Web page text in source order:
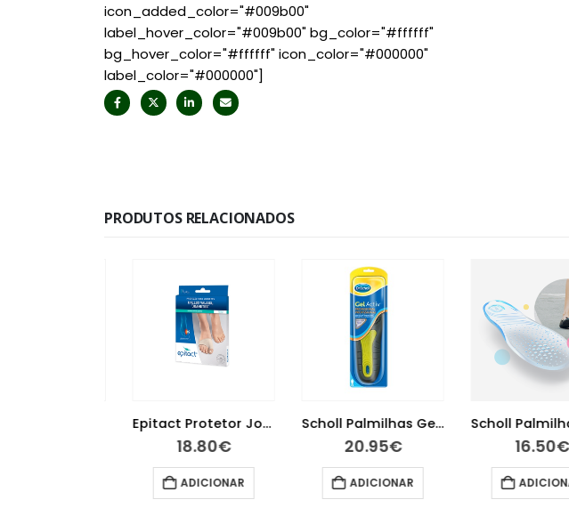
icon_added_color="#009b00"
label_hover_color="#009b00" bg_color="#ffffff"
bg_hover_color="#ffffff" icon_color="#000000"
label_color="#000000"]
PRODUTOS RELACIONADOS
Epitact Protetor Joanetes Tamanho L
18.80€
ADICIONAR
Scholl Palmilhas GelActiv Profissional Homem
20.95€
ADICIONAR
16.50€
ADICIONAR